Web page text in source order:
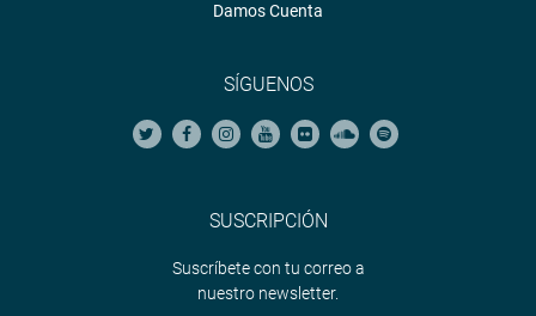
Damos Cuenta
SÍGUENOS
SUSCRIPCIÓN
Suscríbete con tu correo a
nuestro newsletter.